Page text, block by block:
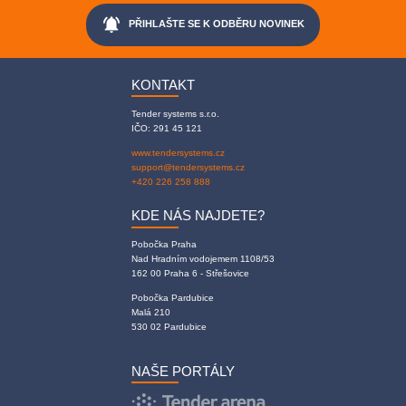
notifications_active PŘIHLAŠTE SE K ODBĚRU NOVINEK
KONTAKT
Tender systems s.r.o.
IČO: 291 45 121
www.tendersystems.cz
support@tendersystems.cz
+420 226 258 888
KDE NÁS NAJDETE?
Pobočka Praha
Nad Hradním vodojemem 1108/53
162 00 Praha 6 - Střešovice
Pobočka Pardubice
Malá 210
530 02 Pardubice
NAŠE PORTÁLY